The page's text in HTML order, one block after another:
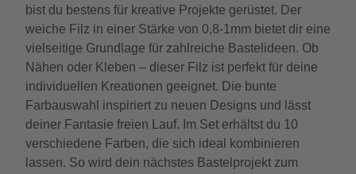
bist du bestens für kreative Projekte gerüstet. Der
weiche Filz in einer Stärke von 0,8-1mm bietet dir eine
vielseitige Grundlage für zahlreiche Bastelideen. Ob
Nähen oder Kleben – dieser Filz ist perfekt für deine
individuellen Kreationen geeignet. Die bunte
Farbauswahl inspiriert zu neuen Designs und lässt
deiner Fantasie freien Lauf. Im Set erhältst du 10
verschiedene Farben, die sich ideal kombinieren
lassen. So wird dein nächstes Bastelprojekt zum